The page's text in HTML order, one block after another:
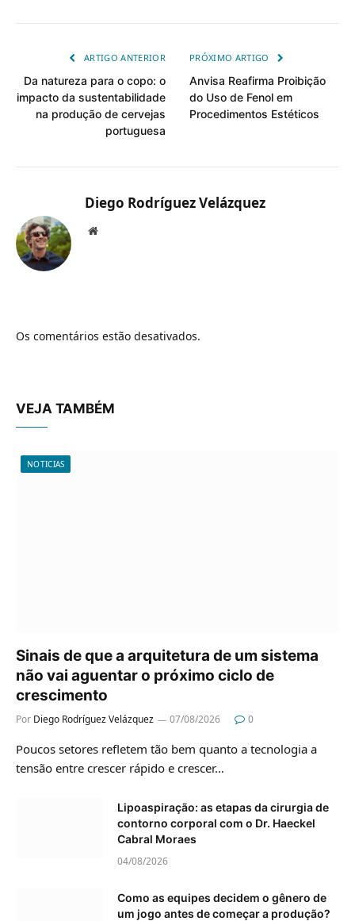
ARTIGO ANTERIOR
Da natureza para o copo: o
impacto da sustentabilidade
na produção de cervejas
portuguesa
PRÓXIMO ARTIGO
Anvisa Reafirma Proibição
do Uso de Fenol em
Procedimentos Estéticos
Diego Rodríguez Velázquez
Website
Os comentários estão desativados.
VEJA TAMBÉM
NOTICIAS
Sinais de que a arquitetura de um sistema
não vai aguentar o próximo ciclo de
crescimento
Por Diego Rodríguez Velázquez 07/08/2026 0
Poucos setores refletem tão bem quanto a tecnologia a
tensão entre crescer rápido e crescer…
Lipoaspiração: as etapas da cirurgia de
contorno corporal com o Dr. Haeckel
Cabral Moraes
04/08/2026
Como as equipes decidem o gênero de
um jogo antes de começar a produção?